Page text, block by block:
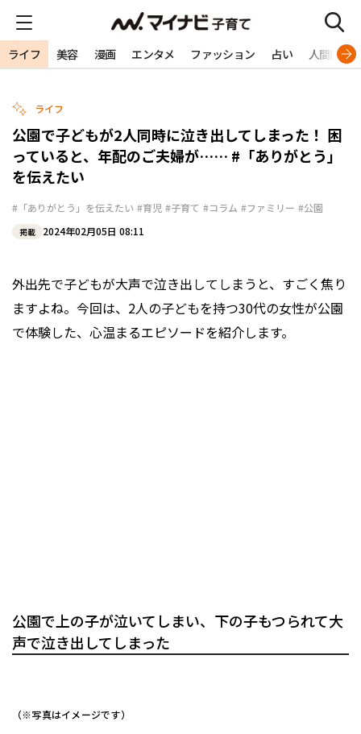
ライフ 美容 漫画 エンタメ ファッション 占い 人間関係
ライフ
公園で子どもが2人同時に泣き出してしまった！ 困
っていると、年配のご夫婦が…… #「ありがとう」
を伝えたい
#「ありがとう」を伝えたい #育児 #子育て #コラム #ファミリー #公園
掲載 2024年02月05日 08:11
外出先で子どもが大声で泣き出してしまうと、すごく焦り
ますよね。今回は、2人の子どもを持つ30代の女性が公園
で体験した、心温まるエピソードを紹介します。
公園で上の子が泣いてしまい、下の子もつられて大
声で泣き出してしまった
（※写真はイメージです）